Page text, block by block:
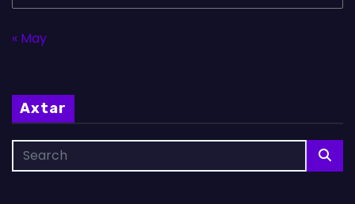
« May
Axtar